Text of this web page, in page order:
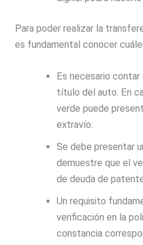
Para poder realizar la
es fundamental conocer
Es necesario
título del auto. En
verde puede
extravío.
Se debe presentar
demuestre que el
de deuda de
Un requisito
verificación en la
constancia